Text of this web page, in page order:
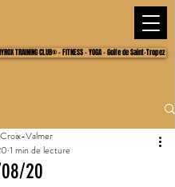
TRAINING CLUB® - FITNESS - YOGA - Golfe de Saint-Tropez
08/20
Valmer
1 min de lecture